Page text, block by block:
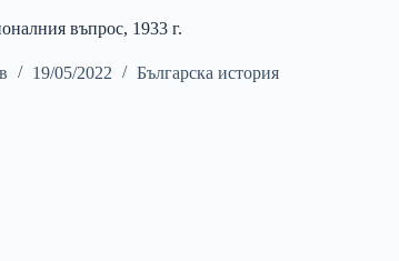
въпрос, 1933 г.
19/05/2022 Българска история